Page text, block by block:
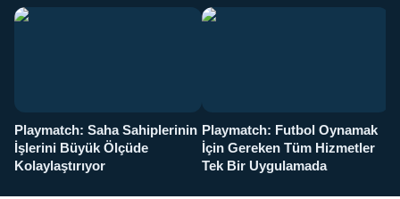
Playmatch: Saha Sahiplerinin
İşlerini Büyük Ölçüde
Kolaylaştırıyor
Playmatch: Futbol Oynamak
İçin Gereken Tüm Hizmetler
Tek Bir Uygulamada